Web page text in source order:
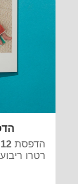
הדפסת12
רטרו